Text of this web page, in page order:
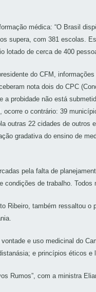
médica: “O Brasil
supera, com 381 escolas.
lotado de cerca de 400
do CFM,
nota dois do CPC
a probidade não está
ocorre o contrário: 39
outras 22 cidades de outros
gradativa do ensino de
pela falta de
de trabalho.
também ressaltou
e uso medicinal do
e princípios éticos
Rumos”, com a ministra